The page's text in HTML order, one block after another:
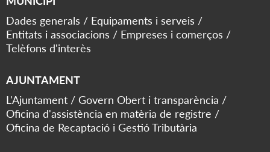
Dades generals
Equipaments i serveis
Entitats i associacions
Empreses i comerços
Telèfons d'interès
AJUNTAMENT
L'Ajuntament
Govern Obert i transparència
Oficina d'assistència en matèria de registre
Oficina de Recaptació i Gestió Tributària